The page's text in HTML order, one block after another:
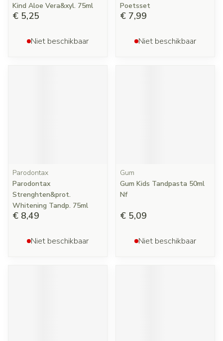
Kind Aloe Vera&xyl. 75ml
€ 5,25
Niet beschikbaar
Poetsset
€ 7,99
Niet beschikbaar
Parodontax
Parodontax
Strenghten&prot.
Whitening Tandp. 75ml
€ 8,49
Niet beschikbaar
Gum
Gum Kids Tandpasta 50ml
Nf
€ 5,09
Niet beschikbaar